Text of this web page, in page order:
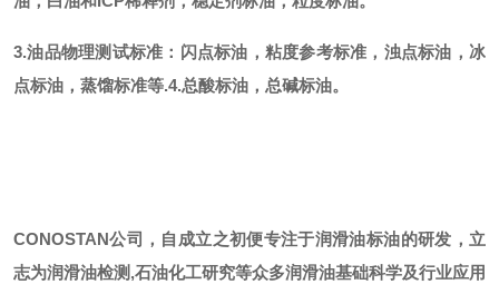
3.油品物理测试标准：闪点标油，粘度参考标准，浊点标油，冰
点标油，蒸馏标准等.4.总酸标油，总碱标油。
CONOSTAN公司，自成立之初便专注于润滑油标油的研发，立
志为润滑油检测,石油化工研究等众多润滑油基础科学及行业应用